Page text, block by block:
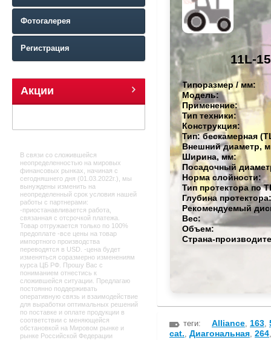
Фотогалерея
Регистрация
Акции
В связи со сложившейся
неопределенностью на мировых
финансовых рынках, начиная с
сегодняшнего дня (01.03.2022г.), мы
вынуждены изменить на
неопределенный срок условия нашей
работы с партнерами:
-приостанавливается работа,
связанная с отсрочкой платежа.
Товар отгружается только по 100%
предоплате -все цены на товар
импортного производства
переводятся в USD. -цена будет
изменяться соразмерно изменениям
курса ЦБ РФ. Прошу Вас с
пониманием отнестись к
сложившейся ситуации. Предлагаю
постоянно поддерживать
оперативную связь и взаимодействие
для выработки оптимальных решений
по поставке и оплате продукции в
соответствии с меняющейся
обстановкой на Мировом рынке и
рынке Российской Федерации
11L-
Типоразмер / мм:
Модель:
Применение:
Тип техники:
Конструкция:
Тип: бескамерная
Внешний диаметр,
Ширина, мм:
Посадочный
Норма слойности:
Тип протектора по
Глубина протектора:
Рекомендуемый
Вес:
Объем:
Страна-
теги: Alliance 163
cat. Диагональная 264